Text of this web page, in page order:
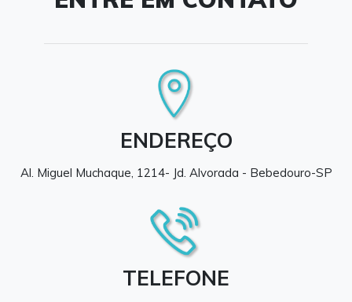
ENDEREÇO
Al. Miguel Muchaque, 1214- Jd. Alvorada - Bebedouro-SP
TELEFONE